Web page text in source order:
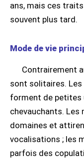
ans, mais ces
souvent plus tard.
Mode de vie
Contrairement
sont solitaires.
forment de petites
chevauchants.
domaines et
vocalisations ; les
parfois des